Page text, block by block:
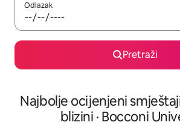
Odlazak
Pretraži
Najbolje ocijenjeni
blizini · Bocconi